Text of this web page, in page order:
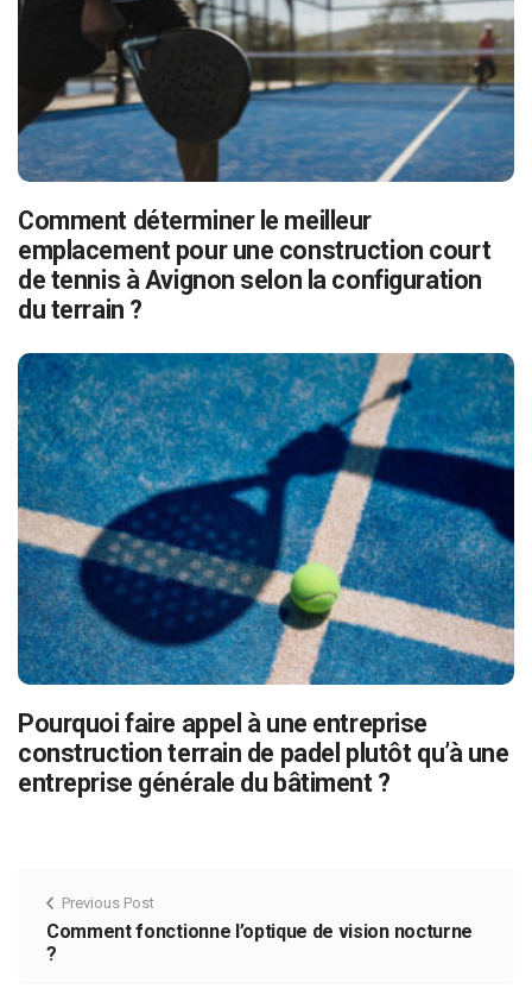
Comment déterminer le meilleur
emplacement pour une construction court
de tennis à Avignon selon la configuration
du terrain ?
Pourquoi faire appel à une entreprise
construction terrain de padel plutôt qu’à une
entreprise générale du bâtiment ?
Previous Post
Comment fonctionne l’optique de vision nocturne
?